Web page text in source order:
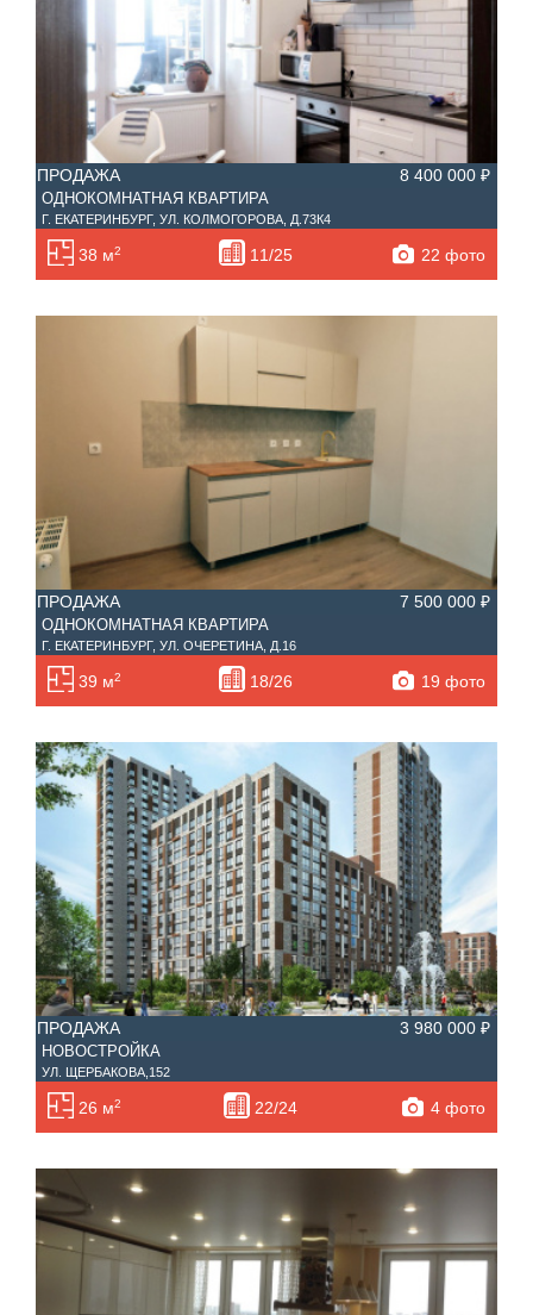
ПРОДАЖА 8 400 000 ₽
ОДНОКОМНАТНАЯ КВАРТИРА
Г. ЕКАТЕРИНБУРГ, УЛ. КОЛМОГОРОВА, Д.73К4
38 м2 11/25 22 фото
ПРОДАЖА 7 500 000 ₽
ОДНОКОМНАТНАЯ КВАРТИРА
Г. ЕКАТЕРИНБУРГ, УЛ. ОЧЕРЕТИНА, Д.16
39 м2 18/26 19 фото
ПРОДАЖА 3 980 000 ₽
НОВОСТРОЙКА
УЛ. ЩЕРБАКОВА,152
26 м2 22/24 4 фото